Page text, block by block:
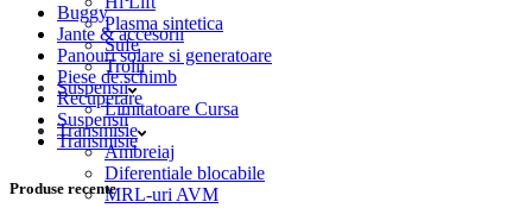
Plasma sintetica
Sufe
Trolii
Suspensii
Limitatoare Cursa
Transmisie
Ambreiaj
Diferentiale blocabile
MRL-uri AVM
Buggy
Jante & accesorii
Panouri solare si generatoare
Piese de schimb
Recuperare
Suspensii
Transmisie
Produse recente